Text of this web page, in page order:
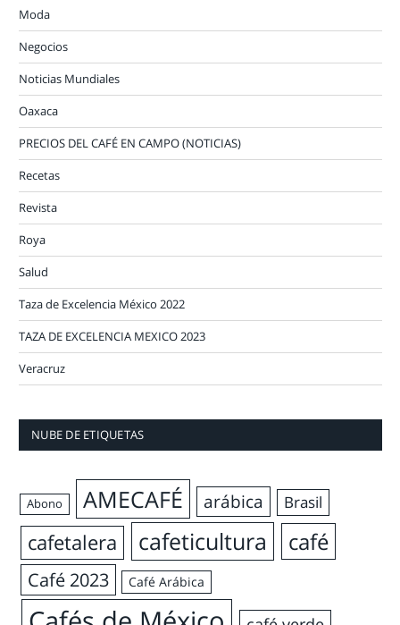
Moda
Negocios
Noticias Mundiales
Oaxaca
PRECIOS DEL CAFÉ EN CAMPO (NOTICIAS)
Recetas
Revista
Roya
Salud
Taza de Excelencia México 2022
TAZA DE EXCELENCIA MEXICO 2023
Veracruz
NUBE DE ETIQUETAS
Abono AMECAFÉ arábica Brasil
cafetalera cafeticultura café
Café 2023 Café Arábica